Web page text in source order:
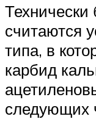
считаются
типа, в
карбид
следующих